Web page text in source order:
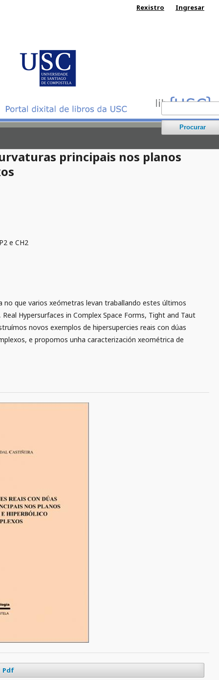
Procurar
Rexistro Ingresar
principais nos planos
e CH2
que varios xeómetras levan traballando estes últimos
Hypersurfaces in Complex Space Forms, Tight and Taut
novos exemplos de hipersupercies reais con dúas
e propomos unha caracterización xeométrica de
Pdf